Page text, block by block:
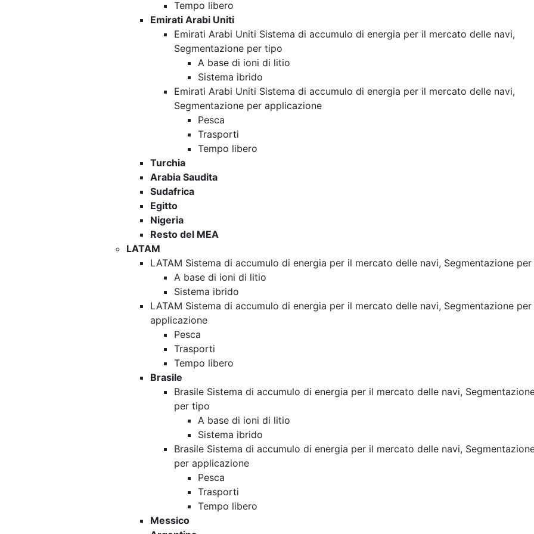
Tempo libero
Emirati Arabi Uniti
Emirati Arabi Uniti Sistema di accumulo di energia per il mercato delle navi,
Segmentazione per tipo
A base di ioni di litio
Sistema ibrido
Emirati Arabi Uniti Sistema di accumulo di energia per il mercato delle navi,
Segmentazione per applicazione
Pesca
Trasporti
Tempo libero
Turchia
Arabia Saudita
Sudafrica
Egitto
Nigeria
Resto del MEA
LATAM
LATAM Sistema di accumulo di energia per il mercato delle navi, Segmentazione
A base di ioni di litio
Sistema ibrido
LATAM Sistema di accumulo di energia per il mercato delle navi, Segmentazione per
applicazione
Pesca
Trasporti
Tempo libero
Brasile
Brasile Sistema di accumulo di energia per il mercato delle navi,
per tipo
A base di ioni di litio
Sistema ibrido
Brasile Sistema di accumulo di energia per il mercato delle navi,
per applicazione
Pesca
Trasporti
Tempo libero
Messico